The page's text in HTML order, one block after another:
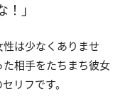
」
性は少なくありませ
相手をたちまち彼女
リフです。